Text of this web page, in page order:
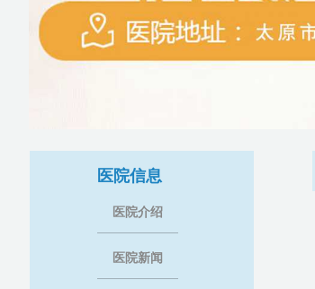
医院信息
医院介绍
医院新闻